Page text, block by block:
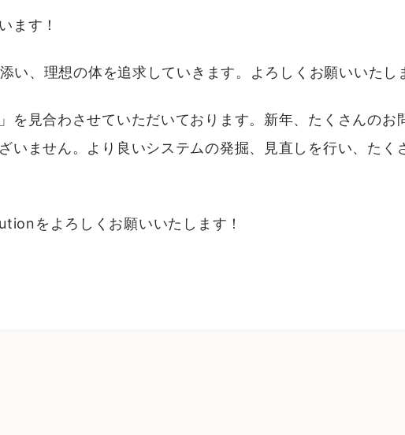
ます！
い、理想の体を追求していきます。よろしくお願いいたし
を見合わさせていただいております。新年、たくさんのお
いません。より良いシステムの発掘、見直しを行い、たく
をよろしくお願いいたします！